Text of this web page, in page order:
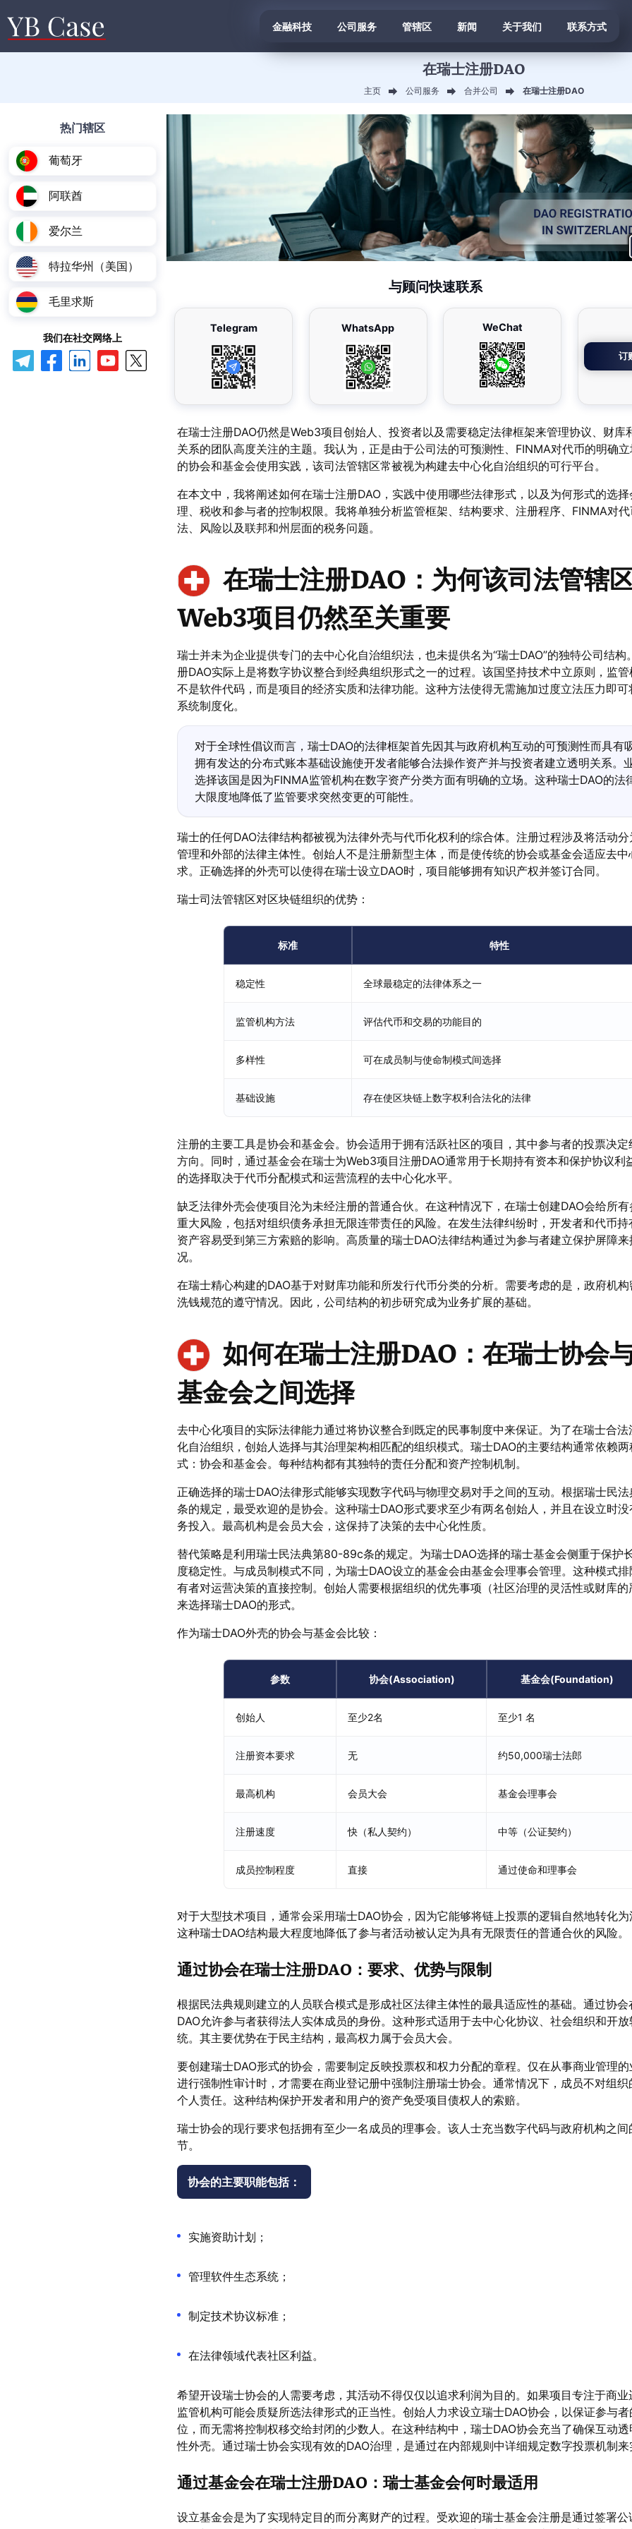
金融科技 公司服务 管辖区 新闻 关于我们 联系方式
在瑞士注册DAO
主页 公司服务 合并公司 在瑞士注册DAO
热门辖区
葡萄牙
阿联酋
爱尔兰
特拉华州（美国）
毛里求斯
我们在社交网络上
与顾问快速联系
Telegram WhatsApp WeChat
订
在瑞士注册DAO仍然是Web3项目创始人、投资者以及需要稳定法律框架来管理协议、财库
关系的团队高度关注的主题。我认为，正是由于公司法的可预测性、FINMA对代币的明确
的协会和基金会使用实践，该司法管辖区常被视为构建去中心化自治组织的可行平台。
在本文中，我将阐述如何在瑞士注册DAO，实践中使用哪些法律形式，以及为何形式的选
理、税收和参与者的控制权限。我将单独分析监管框架、结构要求、注册程序、FINMA对
法、风险以及联邦和州层面的税务问题。
在瑞士注册DAO：为何该司法管辖
Web3项目仍然至关重要
瑞士并未为企业提供专门的去中心化自治组织法，也未提供名为“瑞士DAO”的独特公司结构
册DAO实际上是将数字协议整合到经典组织形式之一的过程。该国坚持技术中立原则，监
不是软件代码，而是项目的经济实质和法律功能。这种方法使得无需施加过度立法压力即可
系统制度化。
对于全球性倡议而言，瑞士DAO的法律框架首先因其与政府机构互动的可预测性而具有
拥有发达的分布式账本基础设施使开发者能够合法操作资产并与投资者建立透明关系。
选择该国是因为FINMA监管机构在数字资产分类方面有明确的立场。这种瑞士DAO的法
大限度地降低了监管要求突然变更的可能性。
瑞士的任何DAO法律结构都被视为法律外壳与代币化权利的综合体。注册过程涉及将活动
管理和外部的法律主体性。创始人不是注册新型主体，而是使传统的协会或基金会适应去中
求。正确选择的外壳可以使得在瑞士设立DAO时，项目能够拥有知识产权并签订合同。
瑞士司法管辖区对区块链组织的优势：
标准 特性
稳定性 全球最稳定的法律体系之一
监管机构方法 评估代币和交易的功能目的
多样性 可在成员制与使命制模式间选择
基础设施 存在使区块链上数字权利合法化的法律
注册的主要工具是协会和基金会。协会适用于拥有活跃社区的项目，其中参与者的投票决定
方向。同时，通过基金会在瑞士为Web3项目注册DAO通常用于长期持有资本和保护协议利
的选择取决于代币分配模式和运营流程的去中心化水平。
缺乏法律外壳会使项目沦为未经注册的普通合伙。在这种情况下，在瑞士创建DAO会给所
重大风险，包括对组织债务承担无限连带责任的风险。在发生法律纠纷时，开发者和代币持
资产容易受到第三方索赔的影响。高质量的瑞士DAO法律结构通过为参与者建立保护屏障
况。
在瑞士精心构建的DAO基于对财库功能和所发行代币分类的分析。需要考虑的是，政府机构
洗钱规范的遵守情况。因此，公司结构的初步研究成为业务扩展的基础。
如何在瑞士注册DAO：在瑞士协会
基金会之间选择
去中心化项目的实际法律能力通过将协议整合到既定的民事制度中来保证。为了在瑞士合法
化自治组织，创始人选择与其治理架构相匹配的组织模式。瑞士DAO的主要结构通常依赖
式：协会和基金会。每种结构都有其独特的责任分配和资产控制机制。
正确选择的瑞士DAO法律形式能够实现数字代码与物理交易对手之间的互动。根据瑞士民
条的规定，最受欢迎的是协会。这种瑞士DAO形式要求至少有两名创始人，并且在设立时
务投入。最高机构是会员大会，这保持了决策的去中心化性质。
替代策略是利用瑞士民法典第80-89c条的规定。为瑞士DAO选择的瑞士基金会侧重于保护
度稳定性。与成员制模式不同，为瑞士DAO设立的基金会由基金会理事会管理。这种模式
有者对运营决策的直接控制。创始人需要根据组织的优先事项（社区治理的灵活性或财库的
来选择瑞士DAO的形式。
作为瑞士DAO外壳的协会与基金会比较：
参数 协会(Association) 基金会(Foundation)
创始人 至少2名 至少1 名
注册资本要求 无 约50,000瑞士法郎
最高机构 会员大会 基金会理事会
注册速度 快（私人契约） 中等（公证契约）
成员控制程度 直接 通过使命和理事会
对于大型技术项目，通常会采用瑞士DAO协会，因为它能够将链上投票的逻辑自然地转化为
这种瑞士DAO结构最大程度地降低了参与者活动被认定为具有无限责任的普通合伙的风险。
通过协会在瑞士注册DAO：要求、优势与限制
根据民法典规则建立的人员联合模式是形成社区法律主体性的最具适应性的基础。通过协会
DAO允许参与者获得法人实体成员的身份。这种形式适用于去中心化协议、社会组织和开
统。其主要优势在于民主结构，最高权力属于会员大会。
要创建瑞士DAO形式的协会，需要制定反映投票权和权力分配的章程。仅在从事商业管理
进行强制性审计时，才需要在商业登记册中强制注册瑞士协会。通常情况下，成员不对组织
个人责任。这种结构保护开发者和用户的资产免受项目债权人的索赔。
瑞士协会的现行要求包括拥有至少一名成员的理事会。该人士充当数字代码与政府机构之间
节。
协会的主要职能包括：
实施资助计划；
管理软件生态系统；
制定技术协议标准；
在法律领域代表社区利益。
希望开设瑞士协会的人需要考虑，其活动不得仅仅以追求利润为目的。如果项目专注于商业
监管机构可能会质疑所选法律形式的正当性。创始人力求设立瑞士DAO协会，以保证参与
位，而无需将控制权移交给封闭的少数人。在这种结构中，瑞士DAO协会充当了确保互动
性外壳。通过瑞士协会实现有效的DAO治理，是通过在内部规则中详细规定数字投票机制来
通过基金会在瑞士注册DAO：瑞士基金会何时最适用
设立基金会是为了实现特定目的而分离财产的过程。受欢迎的瑞士基金会注册是通过签署公